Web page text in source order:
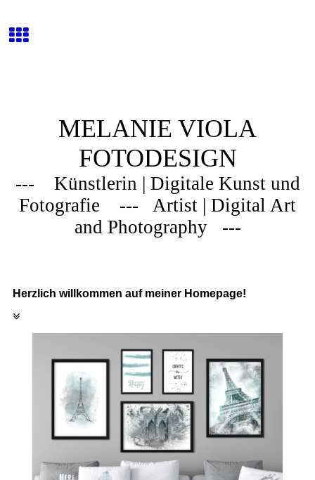
MELANIE VIOLA
FOTODESIGN
--- Künstlerin | Digitale Kunst und
Fotografie --- Artist | Digital Art
and Photography ---
Herzlich willkommen auf meiner Homepage!